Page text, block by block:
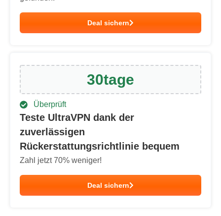
Deal sichern
30tage
Überprüft
Teste UltraVPN dank der
zuverlässigen
Rückerstattungsrichtlinie bequem
Zahl jetzt70% weniger!
Deal sichern